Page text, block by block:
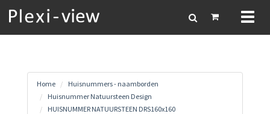
Home
Huisnummers - naamborden
Huisnummer Natuursteen Design
HUISNUMMER NATUURSTEEN DRS160x160